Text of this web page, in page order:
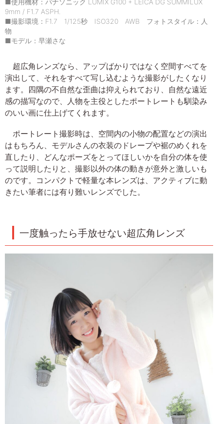
■使用機材：パナソニック LUMIX G100 + LEICA DG SUMMILUX
9mm / F1.7 ASPH.
■撮影環境：F1.7 1/125秒 ISO320 AWB フォトスタイル：人
物
■モデル：早瀬さな
超広角レンズなら、アップばかりではなく空間すべてを
演出して、それをすべて写し込むような撮影がしたくなり
ます。四隅の不自然な歪曲は抑えられており、自然な遠近
感の描写なので、人物を主役としたポートレートも馴染み
のいい画に仕上げてくれます。
ポートレート撮影時は、空間内の小物の配置などの演出
はもちろん、モデルさんの衣装のドレープや裾のめくれを
直したり、どんなポーズをとってほしいかを自分の体を使
って説明したりと、撮影以外の体の動きが意外と激しいも
のです。コンパクトで軽量な本レンズは、アクティブに動
きたい筆者には有り難いレンズでした。
一度触ったら手放せない超広角レンズ